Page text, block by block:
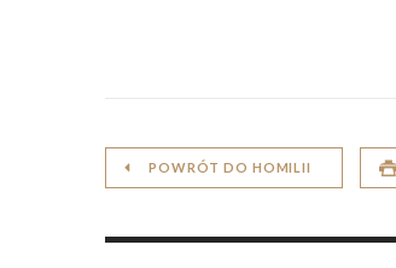
POWRÓT DO HOMILII